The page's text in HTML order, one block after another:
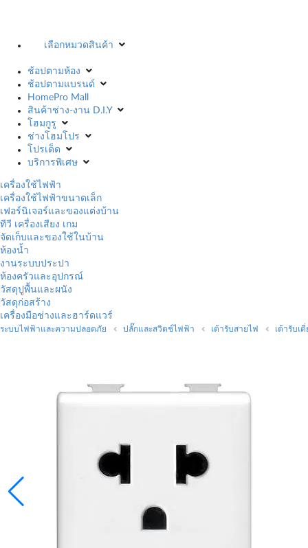
เลือกหมวดสินค้า
ช้อปตามห้อง
ช้อปตามแบรนด์
HomePro Mall
สินค้าช่าง-งาน D.I.Y
โฮมกูรู
ช่างโฮมโปร
โปรเด็ด
บริการพิเศษ
เครื่องใช้ไฟฟ้า
เครื่องใช้ไฟฟ้าขนาดเล็ก
เฟอร์นิเจอร์และของแต่งบ้าน
ทีวี เครื่องเสียง เกม
จัดเก็บและของใช้ในบ้าน
ห้องน้ำ
งานระบบประปา
ห้องครัวและอุปกรณ์
วัสดุปูพื้นและผนัง
วัสดุก่อสร้าง
เครื่องมือช่างและฮาร์ดแวร์
ระบบไฟฟ้าและความปลอดภัย ปลั๊กและสวิตช์ไฟฟ้า เต้ารับสายไฟ เต้ารับเ